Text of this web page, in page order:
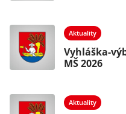
Aktuality
Vyhláška-
MŠ 2026
Aktuality